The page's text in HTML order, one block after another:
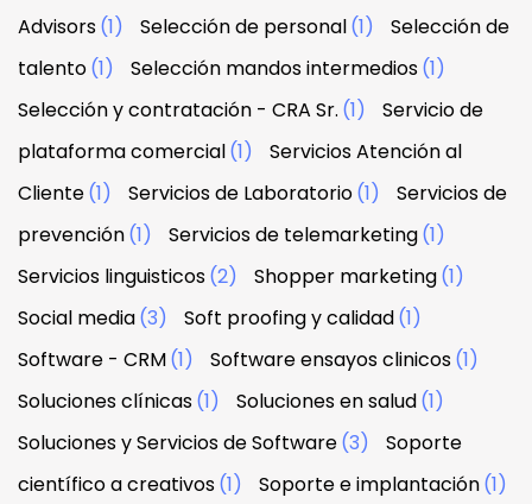
Advisors(1) Selección de personal(1)
Selección de
talento(1) Selección mandos intermedios(1)
Selección y contratación - CRA Sr. (1)
Servicio de
plataforma comercial(1)
Servicios Atención al
Cliente(1) Servicios de Laboratorio(1)
Servicios de
prevención(1) Servicios de telemarketing(1)
Servicios linguisticos(2) Shopper marketing(1)
Social media(3) Soft proofing y calidad(1)
Software - CRM(1) Software ensayos clinicos(1)
Soluciones clínicas(1) Soluciones en salud(1)
Soluciones y Servicios de Software(3)
Soporte
científico a creativos(1) Soporte e implantación(1)